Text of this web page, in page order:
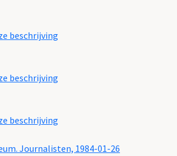
beschrijving
beschrijving
beschrijving
Journalisten, 1984-01-26